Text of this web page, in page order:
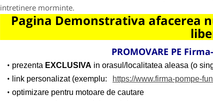
intretinere morminte.
Pagina Demonstrativa afacerea
PROMOVARE PE
prezenta EXCLUSIVA in orasul/localitatea aleasa (o
link personalizat (exemplu:
https://www.firma-pompe-
optimizare pentru motoare de cautare